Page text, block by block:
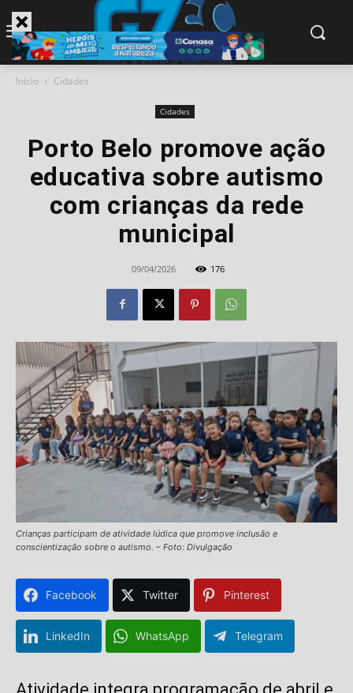
Início Cidades
Cidades
Porto Belo promove ação
educativa sobre autismo
com crianças da rede
municipal
09/04/2026 176
Crianças participam de atividade lúdica que promove inclusão e
conscientização sobre o autismo. – Foto: Divulgação
Facebook Twitter Pinterest
LinkedIn WhatsApp Telegram
modal-check